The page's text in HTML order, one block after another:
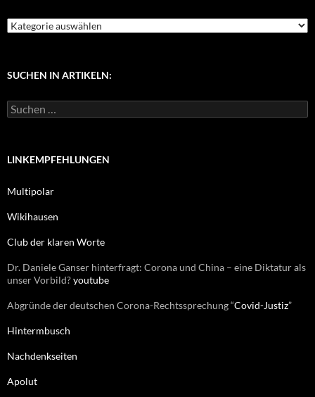
K
g
r
SUCHEN IN ARTIKELN:
S
u
e
a
h
LINKEMPFEHLUNGEN
Multipolar
Wikihausen
Club der klaren Worte
Dr. Daniele Ganser hinterfragt: Corona und China – eine Diktatur als
unser Vorbild?youtube
Abgründe der deutschen Corona-Rechtssprechung “Covid-Justiz”
Hintermbusch
Nachdenkseiten
Apolut